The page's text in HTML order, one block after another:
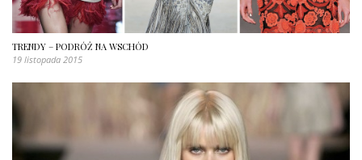
TRENDY – PODRÓŻ NA WSCHÓD
19 listopada 2015